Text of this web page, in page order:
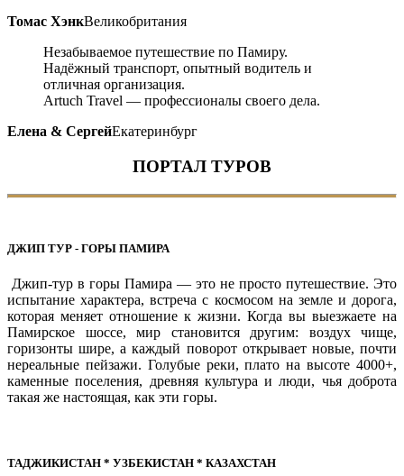
Томас ХэнкВеликобритания
Незабываемое путешествие по Памиру.
Надёжный транспорт, опытный водитель и
отличная организация.
Artuch Travel — профессионалы своего дела.
Елена & СергейЕкатеринбург
ПОРТАЛ ТУРОВ
ДЖИП ТУР - ГОРЫ ПАМИРА
Джип-тур в горы Памира — это не просто путешествие. Это
испытание характера, встреча с космосом на земле и дорога,
которая меняет отношение к жизни. Когда вы выезжаете на
Памирское шоссе, мир становится другим: воздух чище,
горизонты шире, а каждый поворот открывает новые, почти
нереальные пейзажи. Голубые реки, плато на высоте 4000+,
каменные поселения, древняя культура и люди, чья доброта
такая же настоящая, как эти горы.
ТАДЖИКИСТАН * УЗБЕКИСТАН * КАЗАХСТАН